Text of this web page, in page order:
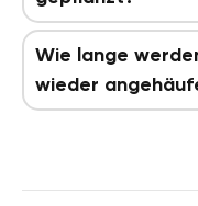
Wie lange
wieder